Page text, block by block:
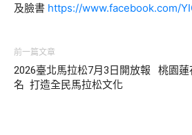
及臉書 https://www.facebook.com/
前一篇文章
2026臺北馬拉松7月3日開放報
名 打造全民馬拉松文化
桃園蓮